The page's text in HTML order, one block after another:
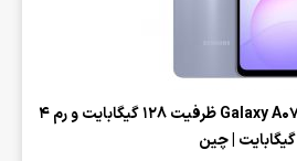
گوشی موبایل سامسونگ Galaxy A07 ظرفیت 128 گیگابایت و رم 4
گیگابایت | چین